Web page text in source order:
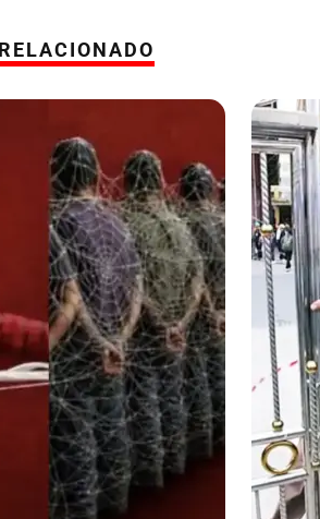
RELACIONADO